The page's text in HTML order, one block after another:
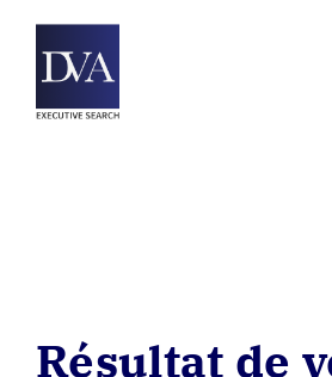
contenu
Résultat de